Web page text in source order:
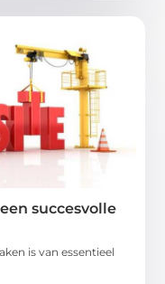
succesvolle
is van essentieel